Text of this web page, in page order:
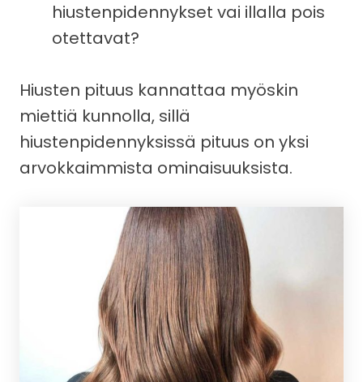
hiustenpidennykset vai illalla pois
otettavat?
Hiusten pituus kannattaa myöskin
miettiä kunnolla, sillä
hiustenpidennyksissä pituus on yksi
arvokkaimmista ominaisuuksista.